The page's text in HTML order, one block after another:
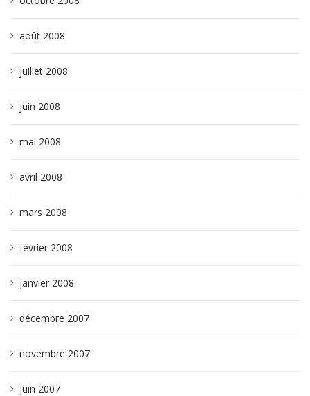
août 2008
juillet 2008
juin 2008
mai 2008
avril 2008
mars 2008
février 2008
janvier 2008
décembre 2007
novembre 2007
juin 2007